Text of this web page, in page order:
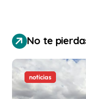
No te
noticias